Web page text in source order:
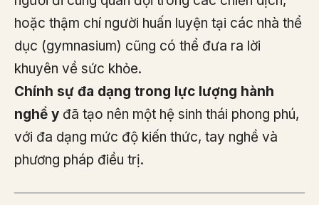
hoặc thậm chí người huấn luyện tại các nhà thể
dục (gymnasium) cũng có thể đưa ra lời
khuyên về sức khỏe.
Chính sự đa dạng trong lực lượng hành
nghề y đã tạo nên một hệ sinh thái phong phú,
với đa dạng mức độ kiến thức, tay nghề và
phương pháp điều trị.